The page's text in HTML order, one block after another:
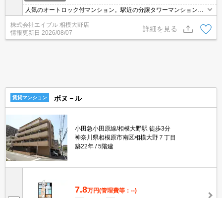
人気のオートロック付マンション。駅近の分譲タワーマンション。
光インターネット無料使い放題。非喫煙者限定。トランクルームあ
り。床暖房。二重床で軽微な生活音への遮音効果あり。浄水器付蛇
口。総戸数687戸。
株式会社エイブル 相模大野店
情報更新日 2026/08/07
詳細を見る
賃貸マンション ボヌ－ル
小田急小田原線/相模大野駅 徒歩3分
神奈川県相模原市南区相模大野７丁目
築22年
5階建
7.8万円(管理費等：--)